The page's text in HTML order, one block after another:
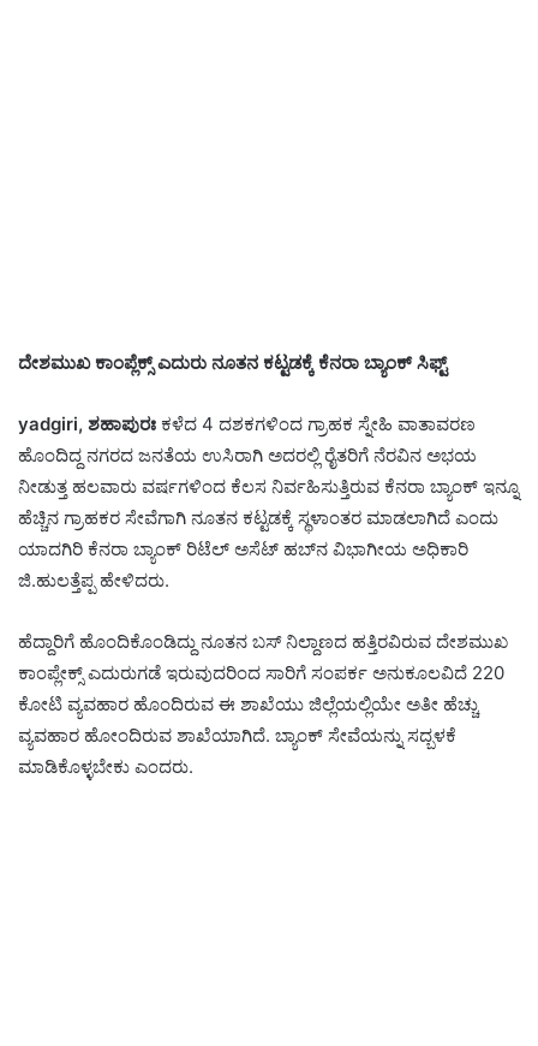
ದೇಶಮುಖ ಕಾಂಪ್ಲೆಕ್ಸ್ ಎದುರು ನೂತನ ಕಟ್ಟಡಕ್ಕೆ ಕೆನರಾ ಬ್ಯಾಂಕ್ ಸಿಫ್ಟ್
yadgiri, ಶಹಾಪುರಃ ಕಳೆದ 4 ದಶಕಗಳಿಂದ ಗ್ರಾಹಕ ಸ್ನೇಹಿ ವಾತಾವರಣ
ಹೊಂದಿದ್ದ ನಗರದ ಜನತೆಯ ಉಸಿರಾಗಿ ಅದರಲ್ಲಿ ರೈತರಿಗೆ ನೆರವಿನ ಅಭಯ
ನೀಡುತ್ತ ಹಲವಾರು ವರ್ಷಗಳಿಂದ ಕೆಲಸ ನಿರ್ವಹಿಸುತ್ತಿರುವ ಕೆನರಾ ಬ್ಯಾಂಕ್ ಇನ್ನೂ
ಹೆಚ್ಚಿನ ಗ್ರಾಹಕರ ಸೇವೆಗಾಗಿ ನೂತನ ಕಟ್ಟಡಕ್ಕೆ ಸ್ಥಳಾಂತರ ಮಾಡಲಾಗಿದೆ ಎಂದು
ಯಾದಗಿರಿ ಕೆನರಾ ಬ್ಯಾಂಕ್ ರಿಟೆಲ್ ಅಸೆಟ್ ಹಬ್‍ನ ವಿಭಾಗೀಯ ಅಧಿಕಾರಿ
ಜಿ.ಹುಲತ್ತೆಪ್ಪ ಹೇಳಿದರು.
ಹೆದ್ದಾರಿಗೆ ಹೊಂದಿಕೊಂಡಿದ್ದು ನೂತನ ಬಸ್ ನಿಲ್ದಾಣದ ಹತ್ತಿರವಿರುವ ದೇಶಮುಖ
ಕಾಂಪ್ಲೇಕ್ಸ್ ಎದುರುಗಡೆ ಇರುವುದರಿಂದ ಸಾರಿಗೆ ಸಂಪರ್ಕ ಅನುಕೂಲವಿದೆ 220
ಕೋಟಿ ವ್ಯವಹಾರ ಹೊಂದಿರುವ ಈ ಶಾಖೆಯು ಜಿಲ್ಲೆಯಲ್ಲಿಯೇ ಅತೀ ಹೆಚ್ಚು
ವ್ಯವಹಾರ ಹೋಂದಿರುವ ಶಾಖೆಯಾಗಿದೆ. ಬ್ಯಾಂಕ್ ಸೇವೆಯನ್ನು ಸದ್ಬಳಕೆ
ಮಾಡಿಕೊಳ್ಳಬೇಕು ಎಂದರು.